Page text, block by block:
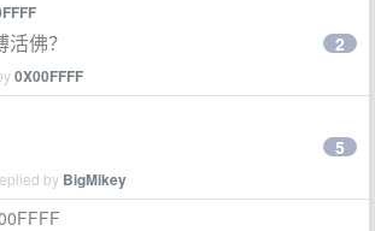
佛？
0X00FFFF
2
by BigMikey
5